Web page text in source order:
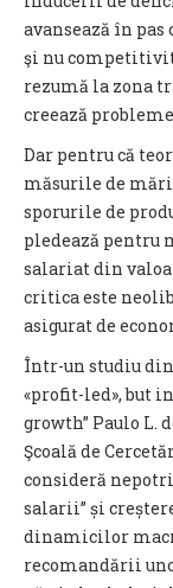
avansează în
şi nu
rezumă la zona
creează
Dar pentru că
măsurile de
sporurile de
pledează pentru
salariat din
critica este
asigurat de
Într-un studiu din
«profit-led», but
growth” Paulo L.
Şcoală de
consideră
salarii” și
dinamicilor
recomandării